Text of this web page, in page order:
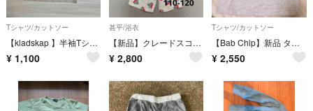
Tシャツ/カットソー
【kladskap 】半袖Tシャツ120
¥ 1,100
甚平/浴衣
【新品】クレードスコープ サメ JAWS 甚平 Lサイズ 110-120
¥ 2,800
Tシャツ/カットソー
【Bab Chip】新品 タグ付き 110 働く車、電車 半袖Tシャツ
¥ 2,550